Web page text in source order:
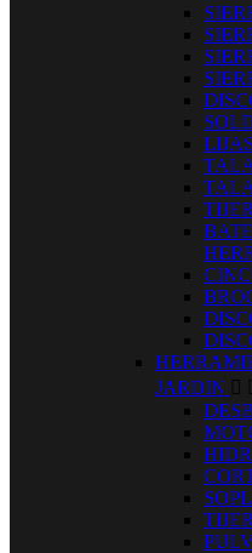
LIJAS
JARDIN 